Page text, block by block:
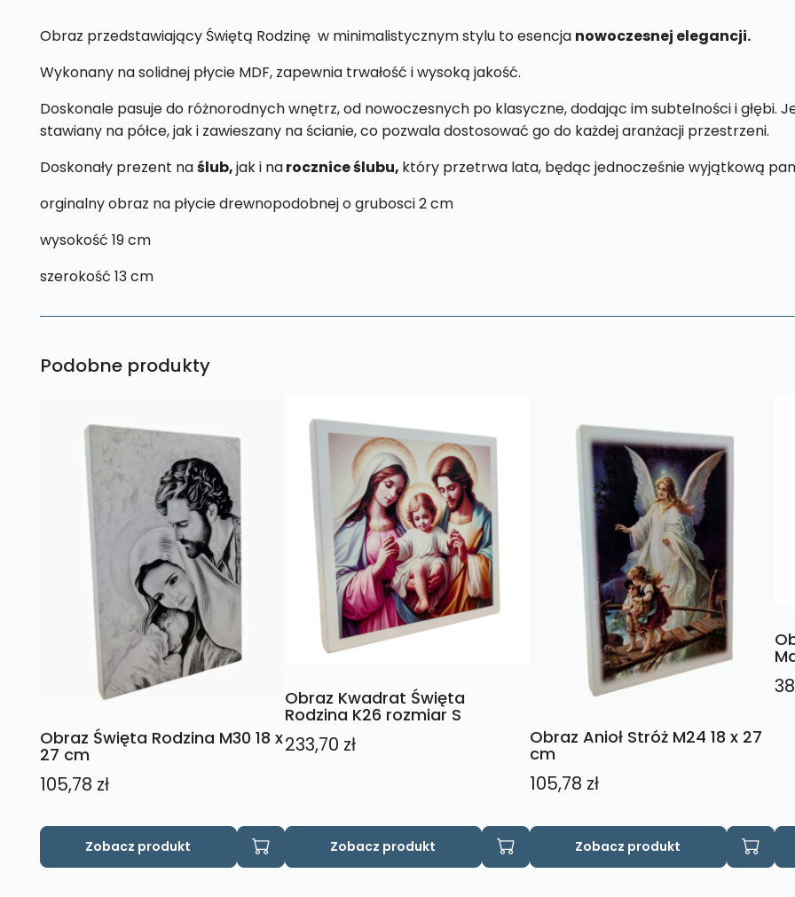
Obraz przedstawiający Świętą Rodzinę w minimalistycznym stylu to esencja nowoczesnej elegancji.
Wykonany na solidnej płycie MDF, zapewnia trwałość i wysoką jakość.
Doskonale pasuje do różnorodnych wnętrz, od nowoczesnych po klasyczne, dodając im subtelności i głębi.
stawiany na półce, jak i zawieszany na ścianie, co pozwala dostosować go do każdej aranżacji przestrzeni.
Doskonały prezent naślub,jak i narocznice ślubu, który przetrwa lata, będąc jednocześnie wyjątkową
orginalny obraz na płycie drewnopodobnej o grubosci 2 cm
wysokość 19 cm
szerokość 13 cm
Podobne produkty
Obraz Święta Rodzina M30 18 x
27 cm
105,78 zł
Zobacz produkt
Obraz Kwadrat Święta
Rodzina K26 rozmiar S
233,70 zł
Zobacz produkt
Obraz Anioł Stróż M24 18 x 27
cm
105,78 zł
Zobacz produkt